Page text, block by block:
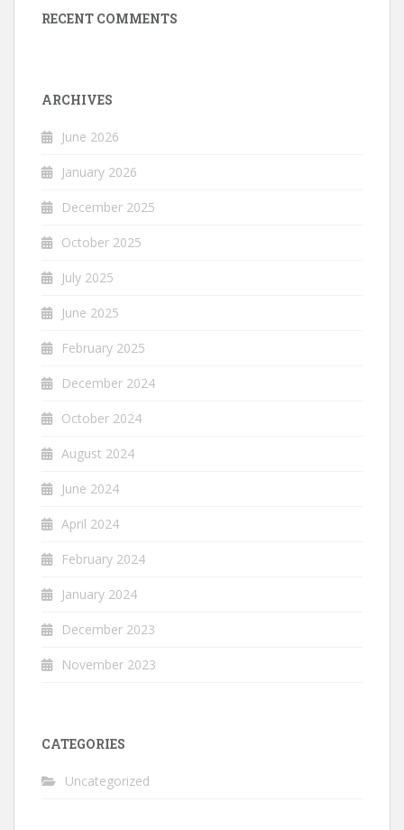
RECENT COMMENTS
ARCHIVES
June 2026
January 2026
December 2025
October 2025
July 2025
June 2025
February 2025
December 2024
October 2024
August 2024
June 2024
April 2024
February 2024
January 2024
December 2023
November 2023
CATEGORIES
Uncategorized